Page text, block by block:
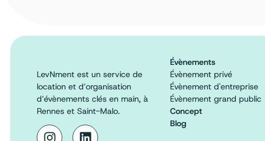
LevNment est un service de
location et d’organisation
d’évènements clés en main, à
Rennes et Saint-Malo.
Évènements
Évènement privé
Évènement d'entreprise
Évènement grand public
Concept
Blog